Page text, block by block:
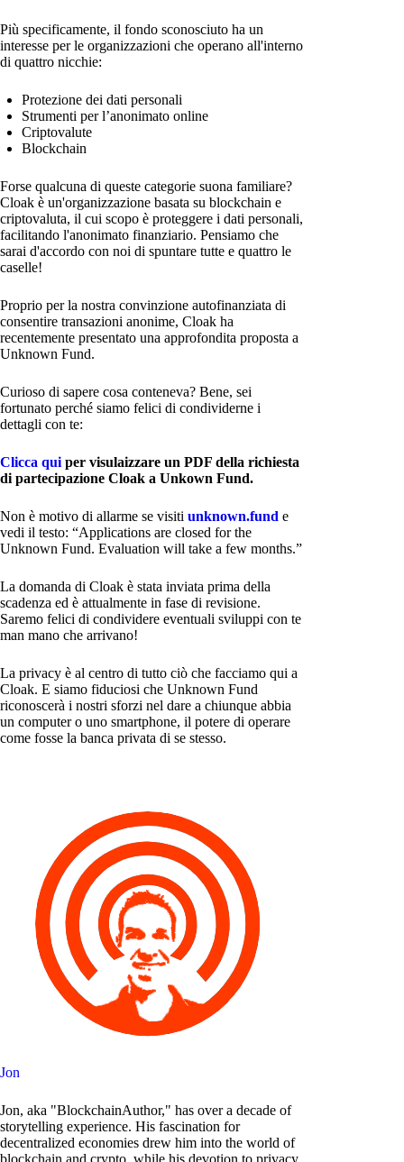
Più specificamente, il fondo sconosciuto ha un
interesse per le organizzazioni che operano all'interno
di quattro nicchie:
Protezione dei dati personali
Strumenti per l’anonimato online
Criptovalute
Blockchain
Forse qualcuna di queste categorie suona familiare?
Cloak è un'organizzazione basata su blockchain e
criptovaluta, il cui scopo è proteggere i dati personali,
facilitando l'anonimato finanziario. Pensiamo che
sarai d'accordo con noi di spuntare tutte e quattro le
caselle!
Proprio per la nostra convinzione autofinanziata di
consentire transazioni anonime, Cloak ha
recentemente presentato una approfondita proposta a
Unknown Fund.
Curioso di sapere cosa conteneva? Bene, sei
fortunato perché siamo felici di condividerne i
dettagli con te:
Clicca qui per visulaizzare un PDF della richiesta
di partecipazione Cloak a Unkown Fund.
Non è motivo di allarme se visiti unknown.fund e
vedi il testo: “Applications are closed for the
Unknown Fund. Evaluation will take a few months.”
La domanda di Cloak è stata inviata prima della
scadenza ed è attualmente in fase di revisione.
Saremo felici di condividere eventuali sviluppi con te
man mano che arrivano!
La privacy è al centro di tutto ciò che facciamo qui a
Cloak. E siamo fiduciosi che Unknown Fund
riconoscerà i nostri sforzi nel dare a chiunque abbia
un computer o uno smartphone, il potere di operare
come fosse la banca privata di se stesso.
Jon
Jon, aka "BlockchainAuthor," has over a decade of
storytelling experience. His fascination for
decentralized economies drew him into the world of
blockchain and crypto, while his devotion to privacy